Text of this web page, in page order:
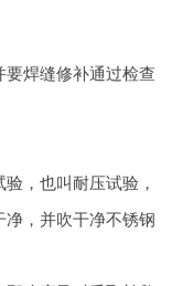
焊缝修补通过检查
，也叫耐压试验，
，并吹干净不锈钢